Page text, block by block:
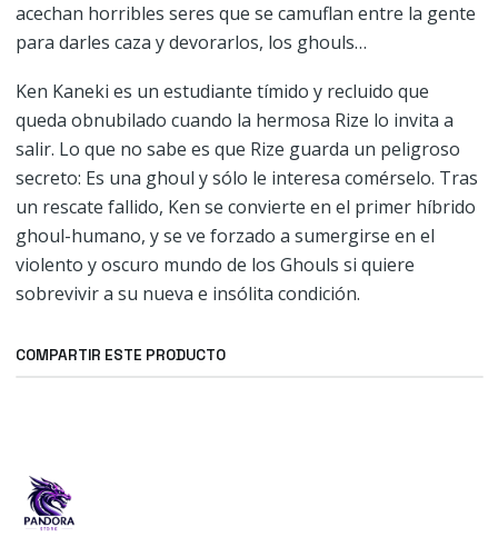
acechan horribles seres que se camuflan entre la gente
para darles caza y devorarlos, los ghouls…
Ken Kaneki es un estudiante tímido y recluido que
queda obnubilado cuando la hermosa Rize lo invita a
salir. Lo que no sabe es que Rize guarda un peligroso
secreto: Es una ghoul y sólo le interesa comérselo. Tras
un rescate fallido, Ken se convierte en el primer híbrido
ghoul-humano, y se ve forzado a sumergirse en el
violento y oscuro mundo de los Ghouls si quiere
sobrevivir a su nueva e insólita condición.
COMPARTIR ESTE PRODUCTO